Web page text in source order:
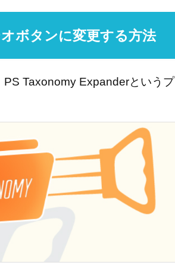
ボタンに変更する方法
Taxonomy Expanderというプ